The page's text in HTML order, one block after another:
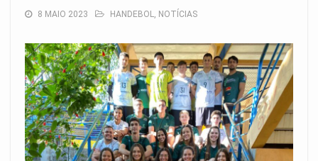
8 MAIO 2023 HANDEBOL, NOTÍCIAS